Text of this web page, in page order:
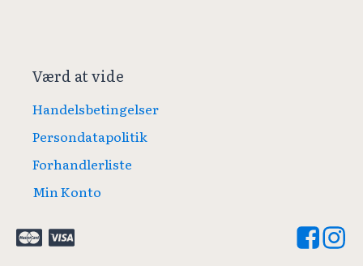
Værd at vide
Handelsbetingelser
Persondatapolitik
Forhandlerliste
Min Konto